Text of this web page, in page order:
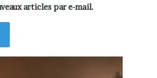
articles par e-mail.